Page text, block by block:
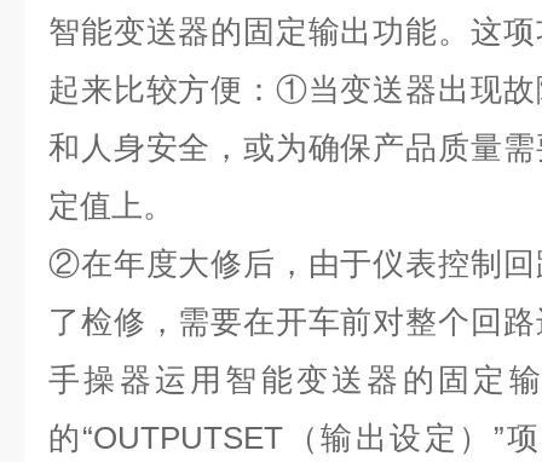
智能变送器的固定输出功能。这
起来比较方便：①当变送器出现
和人身安全，或为确保产品质量
定值上。
②在年度大修后，由于仪表控制
了检修，需要在开车前对整个回
手操器运用智能变送器的固定
的“OUTPUTSET（输出设定）”